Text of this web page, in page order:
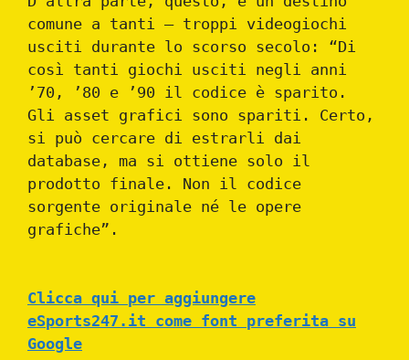
comune a tanti – troppi videogiochi
usciti durante lo scorso secolo: “Di
così tanti giochi usciti negli anni
’70, ’80 e ’90 il codice è sparito.
Gli asset grafici sono spariti. Certo,
si può cercare di estrarli dai
database, ma si ottiene solo il
prodotto finale. Non il codice
sorgente originale né le opere
grafiche”.
Clicca qui per aggiungere
eSports247.it come font preferita su
Google